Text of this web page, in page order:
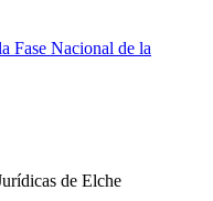
Fase Nacional de la
de Elche